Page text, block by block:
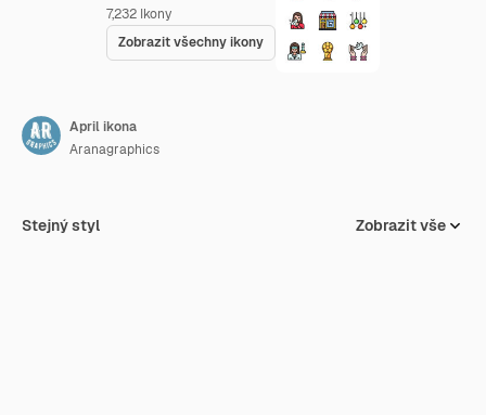
7,232 Ikony
Zobrazit všechny ikony
April ikona
Aranagraphics
Stejný styl Zobrazit vše